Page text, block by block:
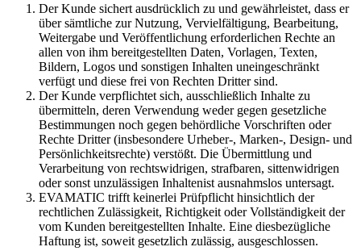
Der Kunde sichert ausdrücklich zu und gewährleistet, dass er
über sämtliche zur Nutzung, Vervielfältigung, Bearbeitung,
Weitergabe und Veröffentlichung erforderlichen Rechte an
allen von ihm bereitgestellten Daten, Vorlagen, Texten,
Bildern, Logos und sonstigen Inhalten uneingeschränkt
verfügt und diese frei von Rechten Dritter sind.
Der Kunde verpflichtet sich, ausschließlich Inhalte zu
übermitteln, deren Verwendung weder gegen gesetzliche
Bestimmungen noch gegen behördliche Vorschriften oder
Rechte Dritter (insbesondere Urheber-, Marken-, Design- und
Persönlichkeitsrechte) verstößt. Die Übermittlung und
Verarbeitung von rechtswidrigen, strafbaren, sittenwidrigen
oder sonst unzulässigen Inhaltenist ausnahmslos untersagt.
EVAMATIC trifft keinerlei Prüfpflicht hinsichtlich der
rechtlichen Zulässigkeit, Richtigkeit oder Vollständigkeit der
vom Kunden bereitgestellten Inhalte. Eine diesbezügliche
Haftung ist, soweit gesetzlich zulässig, ausgeschlossen.